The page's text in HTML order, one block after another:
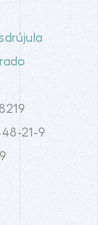
21-9